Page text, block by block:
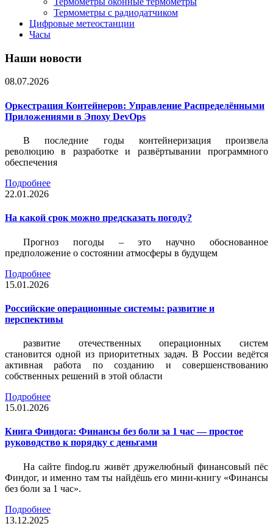
Термометры с радиодатчиком
Цифровые метеостанции
Часы
Наши новости
08.07.2026
Оркестрация Контейнеров: Управление Распределёнными
Приложениями в Эпоху DevOps
В последние годы контейнеризация произвела
революцию в разработке и развёртывании программного
обеспечения
Подробнее
22.01.2026
На какой срок можно предсказать погоду?
Прогноз погоды – это научно обоснованное
предположение о состоянии атмосферы в будущем
Подробнее
15.01.2026
Российские операционные системы: развитие и
перспективы
развитие отечественных операционных систем
становится одной из приоритетных задач. В России ведётся
активная работа по созданию и совершенствованию
собственных решений в этой области
Подробнее
15.01.2026
Книга Финдога: Финансы без боли за 1 час — простое
руководство к порядку с деньгами
На сайте findog.ru живёт дружелюбный финансовый пёс
Финдог, и именно там ты найдёшь его мини‑книгу «Финансы
без боли за 1 час».
Подробнее
13.12.2025